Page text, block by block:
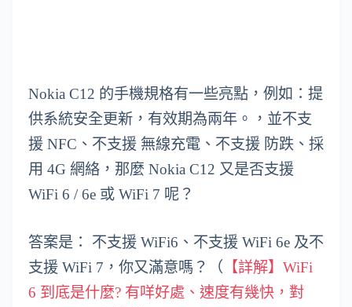
Nokia C12 的手機規格有一些亮點，例如：提
供系統安全更新，有效期為兩年。，並不支
援 NFC、不支援 無線充電、不支援 防跌、採
用 4G 網絡，那麼 Nokia C12 又是否支援
WiFi 6 / 6e 或 WiFi 7 呢？
答案是： 不支援 WiFi6、不支援 WiFi 6e 及不
支援 WiFi 7，你又滿意嗎？（ 【詳解】WiFi
6 到底是什麼? 有咩好處、速度有幾快，對